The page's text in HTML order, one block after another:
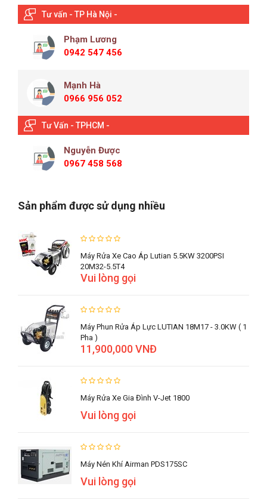
Tư vấn - TP Hà Nội -
Phạm Lương
0942 547 456
Mạnh Hà
0966 956 052
Tư Vấn - TPHCM -
Nguyễn Được
0967 458 568
Sản phẩm được sử dụng nhiều
Máy Rửa Xe Cao Áp Lutian 5.5KW 3200PSI
20M32-5.5T4
Vui lòng gọi
Máy Phun Rửa Áp Lực LUTIAN 18M17 - 3.0KW ( 1
Pha )
11,900,000 VNĐ
Máy Rửa Xe Gia Đình V-Jet 1800
Vui lòng gọi
Máy Nén Khí Airman PDS175SC
Vui lòng gọi